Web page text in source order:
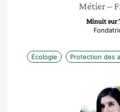
Métier–
Minuit sur
Écologie Protection des